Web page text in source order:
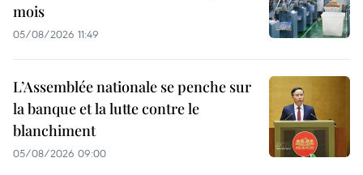
mois
05/08/2026 11:49
L’Assemblée nationale se penche sur
la banque et la lutte contre le
blanchiment
05/08/2026 09:00